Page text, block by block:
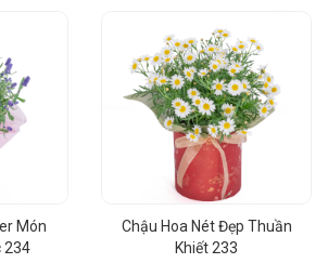
Món
234
Chậu Hoa Nét Đẹp Thuần
Khiết 233